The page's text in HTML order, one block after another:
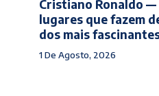
Cristiano Ronaldo
lugares que fazem
dos mais
1 De Agosto, 2026